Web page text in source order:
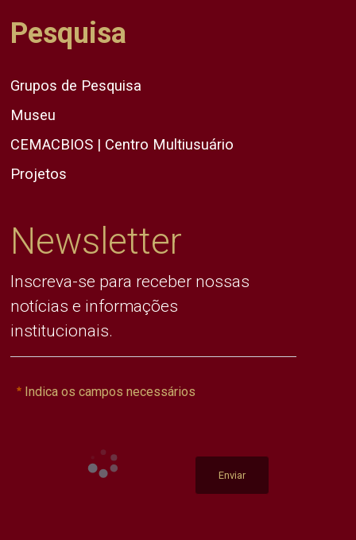
Pesquisa
Grupos de Pesquisa
Museu
CEMACBIOS | Centro Multiusuário
Projetos
Newsletter
Inscreva-se para receber nossas
notícias e informações
institucionais.
Indica os campos necessários
Enviar